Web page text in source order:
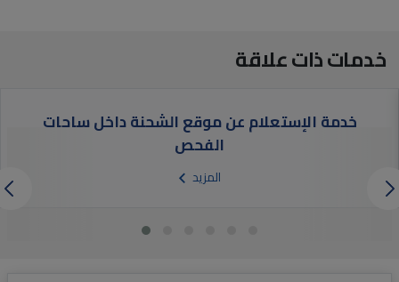
خدمات ذات علاقة
خدمة الإستعلام عن موقع الشحنة داخل ساحات
الفحص
المزيد